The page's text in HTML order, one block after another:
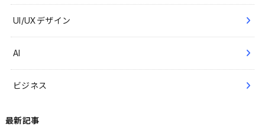
UI/UXデザイン
AI
ビジネス
最新記事